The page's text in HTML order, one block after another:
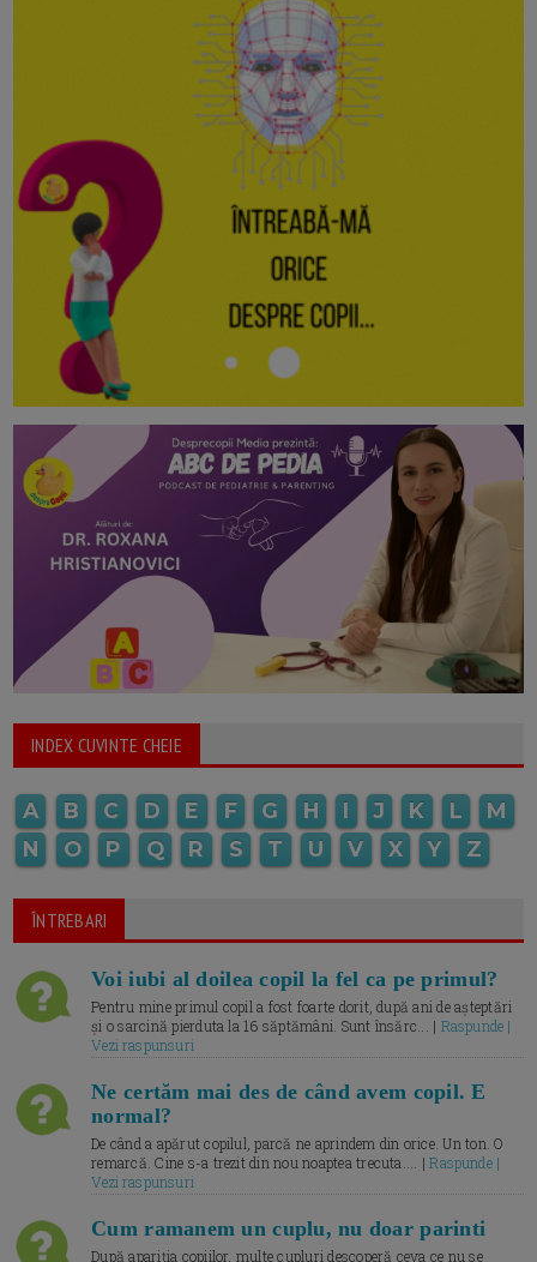
INDEX CUVINTE CHEIE
A B C D E F G H I J K L
M
N
O P Q R S T U V X Y Z
ÎNTREBARI
Voi iubi al doilea copil la fel ca pe primul?
Pentru mine primul copil a fost foarte dorit, după ani de așteptări
și o sarcină pierduta la 16 săptămâni. Sunt însărc... | Raspunde |
Vezi raspunsuri
Ne certăm mai des de când avem copil. E
normal?
De când a apărut copilul, parcă ne aprindem din orice. Un ton. O
remarcă. Cine s-a trezit din nou noaptea trecuta.... |Raspunde |
Vezi raspunsuri
Cum ramanem un cuplu, nu doar parinti
După apariția copiilor, multe cupluri descoperă ceva ce nu se